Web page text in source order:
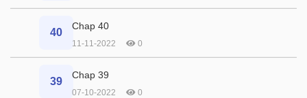
40
Chap 40
11-11-2022 0
39
Chap 39
07-10-2022 0